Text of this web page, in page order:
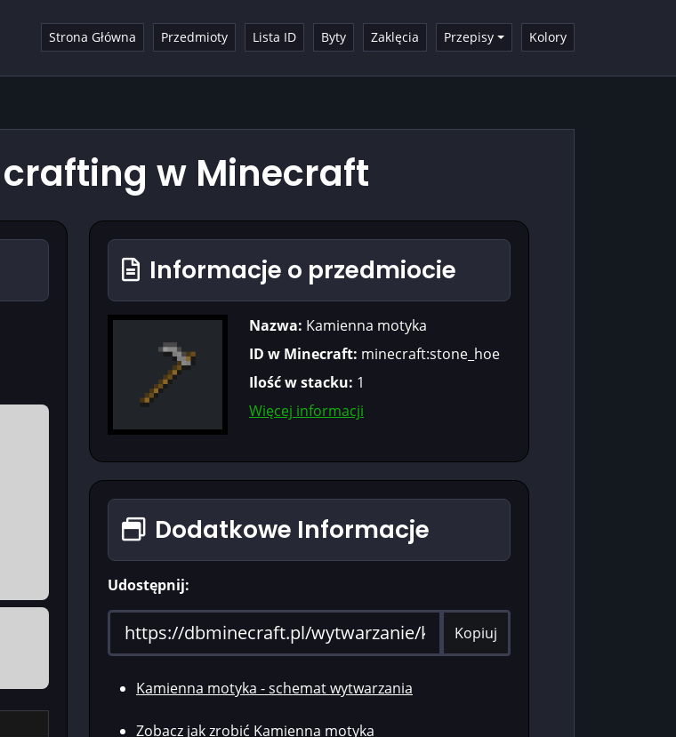
Strona Główna Przedmioty Lista ID Byty Zaklęcia Przepisy Kolory
w Minecraft
Informacje o przedmiocie
Nazwa: Kamienna motyka
ID w Minecraft: minecraft:stone_hoe
Ilość w stacku: 1
Więcej informacji
Dodatkowe Informacje
Udostępnij:
Kopiuj
Kamienna motyka - schemat wytwarzania
Zobacz jak zrobić Kamienna motyka